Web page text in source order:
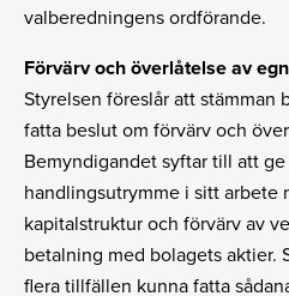
valberedningens ordförande.
Förvärv och överlåtelse av
Styrelsen föreslår att stämman
fatta beslut om förvärv och
Bemyndigandet syftar till att
handlingsutrymme i sitt arbete
kapitalstruktur och förvärv av
betalning med bolagets aktier.
flera tillfällen kunna fatta